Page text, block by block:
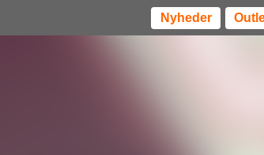
Nyheder